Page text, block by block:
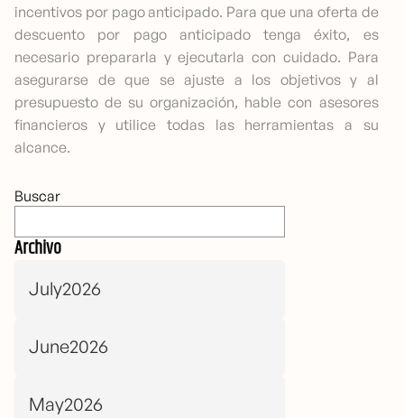
Buscar
Archivo
July2026
June2026
May2026
incentivos por pago anticipado. Para que una oferta de
descuento por pago anticipado tenga éxito, es
necesario prepararla y ejecutarla con cuidado. Para
asegurarse de que se ajuste a los objetivos y al
presupuesto de su organización, hable con asesores
financieros y utilice todas las herramientas a su
alcance.